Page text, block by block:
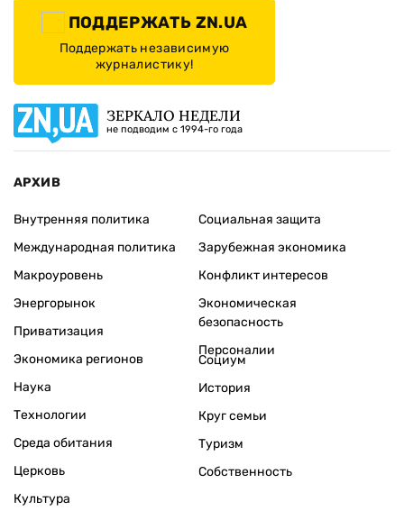
ПОДДЕРЖАТЬ ZN.UA
Поддержать независимую
журналистику!
ЗЕРКАЛО НЕДЕЛИ
не подводим с 1994-го года
АРХИВ
Внутренняя политика
Международная политика
Макроуровень
Энергорынок
Приватизация
Экономика регионов
Социальная защита
Зарубежная экономика
Конфликт интересов
Экономическая
безопасность
Персоналии
Наука
Технологии
Среда обитания
Церковь
Культура
Социум
История
Круг семьи
Туризм
Собственность